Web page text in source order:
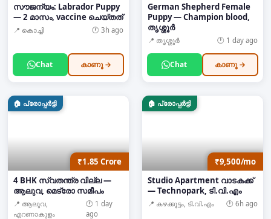
സൗജന്യം: Labrador Puppy
— 2 മാസം, vaccine ചെയ്തത്
📍 കൊച്ചി 🕐 3h ago
Chat കാണൂ →
German Shepherd Female
Puppy — Champion blood,
തൃശ്ശൂർ
📍 തൃശ്ശൂർ 🕐 1 day ago
Chat കാണൂ →
🏠 പ്രോപ്പർട്ടി
₹1.85 Crore
4 BHK സ്വതന്ത്ര വില്ല —
ആലുവ, മെട്രോ സമീപം
📍 ആലുവ,
എറണാകുളം
🕐 1 day
ago
🏠 പ്രോപ്പർട്ടി
₹9,500/mo
Studio Apartment വാടകക്ക്
— Technopark, ടി.വി.എം
📍 കഴക്കൂട്ടം, ടി.വി.എം 🕐 6h ago